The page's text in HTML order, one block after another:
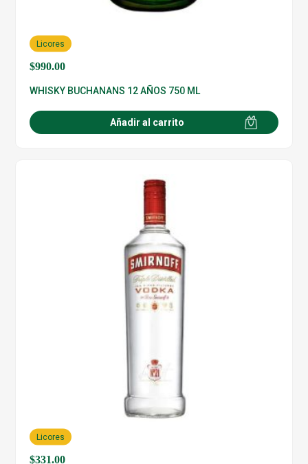
$990.00
Licores
WHISKY BUCHANANS 12 AÑOS 750 ML
Añadir al carrito
$331.00
Licores